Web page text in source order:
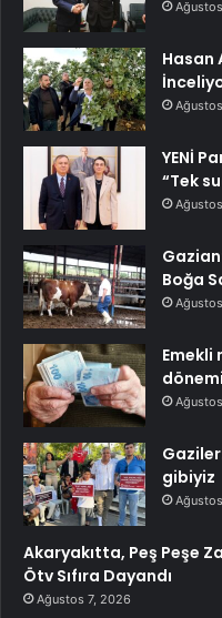
Hasan
YENİ
“Tek
Boğa
gibiyiz
Akaryakıtta, Peş Peşe
Ötv Sıfıra Dayandı
Ağustos 7, 2026